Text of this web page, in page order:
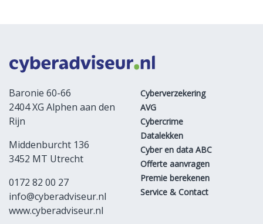
Baronie 60-66
2404 XG Alphen aan den
Rijn
Middenburcht 136
3452 MT Utrecht
0172 82 00 27
info@cyberadviseur.nl
www.cyberadviseur.nl
Cyberverzekering
AVG
Cybercrime
Datalekken
Cyber en data ABC
Offerte aanvragen
Premie berekenen
Service & Contact